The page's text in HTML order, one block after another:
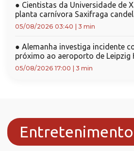
● Cientistas da Universidade de
planta carnívora Saxifraga
05/08/2026 03:40 3 min
● Alemanha investiga incidente
próximo ao aeroporto de Leipzig
05/08/2026 17:00 3 min
Entretenimento